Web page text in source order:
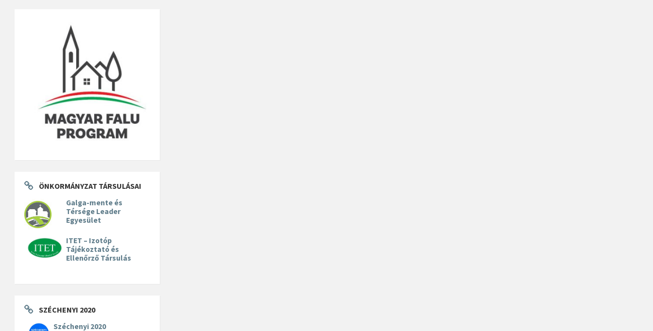
ÖNKORMÁNYZAT TÁRSULÁSAI
Galga-mente és
Térsége Leader
Egyesület
ITET – Izotóp
Tájékoztató és
Ellenőrző Társulás
SZÉCHENYI 2020
Széchenyi 2020